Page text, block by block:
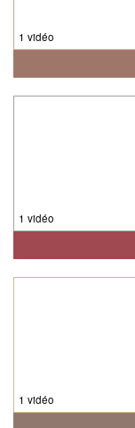
1 vidéo
1 vidéo
1 vidéo